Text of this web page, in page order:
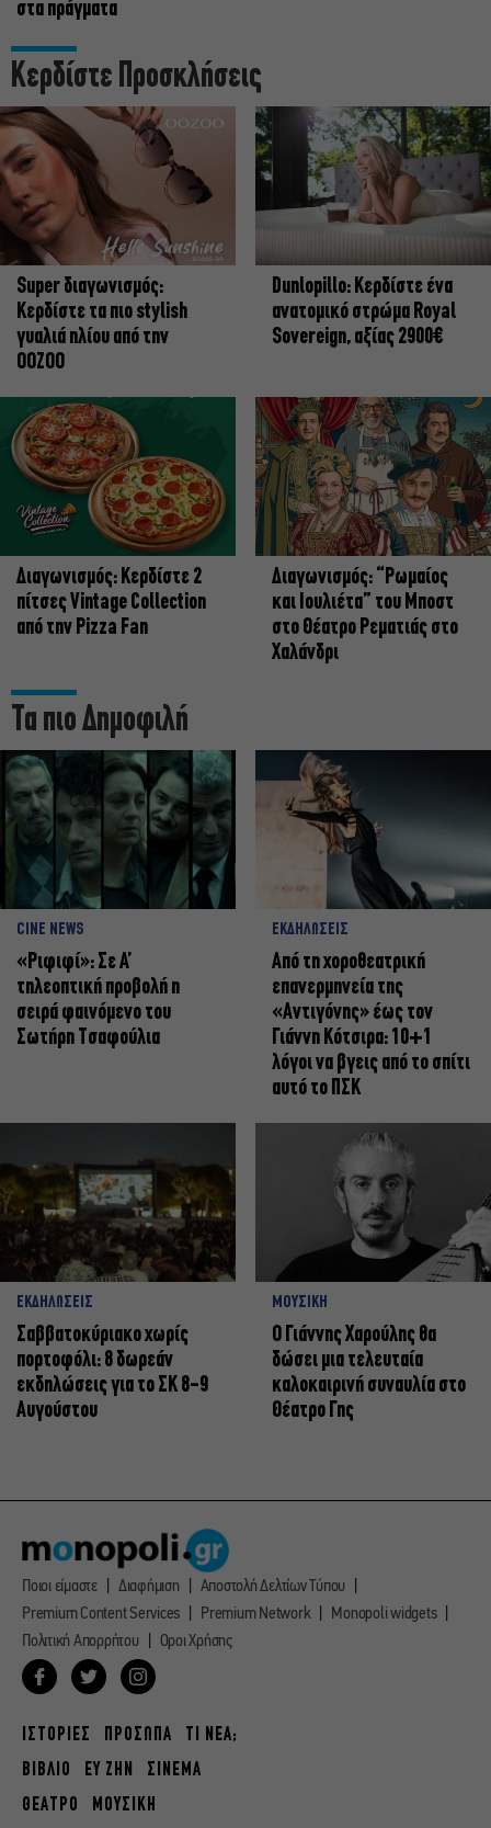
στα πράγματα
Κερδίστε Προσκλήσεις
Super διαγωνισμός:
Κερδίστε τα πιο stylish
γυαλιά ηλίου από την
OOZOO
Dunlopillo: Κερδίστε ένα
ανατομικό στρώμα Royal
Sovereign, αξίας 2900€
Διαγωνισμός: Κερδίστε 2
πίτσες Vintage Collection
από την Pizza Fan
Διαγωνισμός: “Ρωμαίος
και Ιουλιέτα” του Μποστ
στο Θέατρο Ρεματιάς στο
Χαλάνδρι
Τα πιο Δημοφιλή
CINE NEWS
«Ριφιφί»: Σε Α’
τηλεοπτική προβολή η
σειρά φαινόμενο του
Σωτήρη Τσαφούλια
ΕΚΔΗΛΩΣΕΙΣ
Από τη χοροθεατρική
επανερμηνεία της
«Αντιγόνης» έως τον
Γιάννη Κότσιρα: 10+1
λόγοι να βγεις από το σπίτι
αυτό το ΠΣΚ
ΕΚΔΗΛΩΣΕΙΣ
Σαββατοκύριακο χωρίς
πορτοφόλι: 8 δωρεάν
εκδηλώσεις για το ΣΚ 8-9
Αυγούστου
ΜΟΥΣΙΚΗ
Ο Γιάννης Χαρούλης θα
δώσει μια τελευταία
καλοκαιρινή συναυλία στο
Θέατρο Γης
Ποιοι είμαστε Διαφήμιση
Αποστολή Δελτίων Τύπου
Premium Content Services
Premium Network
Monopoli widgets
Πολιτική Απορρήτου
Οροι Χρήσης
ΙΣΤΟΡΙΕΣ ΠΡΟΣΩΠΑ
ΤΙ ΝΕΑ;
ΒΙΒΛΙΟ
ΕΥ ΖΗΝ
ΣΙΝΕΜΑ
ΘΕΑΤΡΟ
ΜΟΥΣΙΚΗ